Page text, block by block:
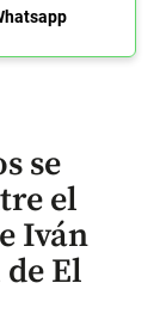
se
el
Iván
El